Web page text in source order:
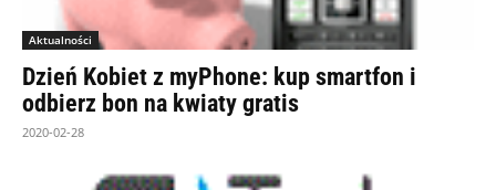
Aktualności
Dzień Kobiet z myPhone: kup smartfon i
odbierz bon na kwiaty gratis
2020-02-28